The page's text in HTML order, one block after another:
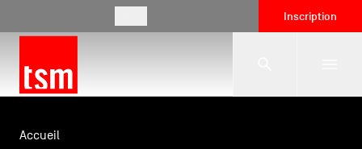
Inscription
L'école
Accueil